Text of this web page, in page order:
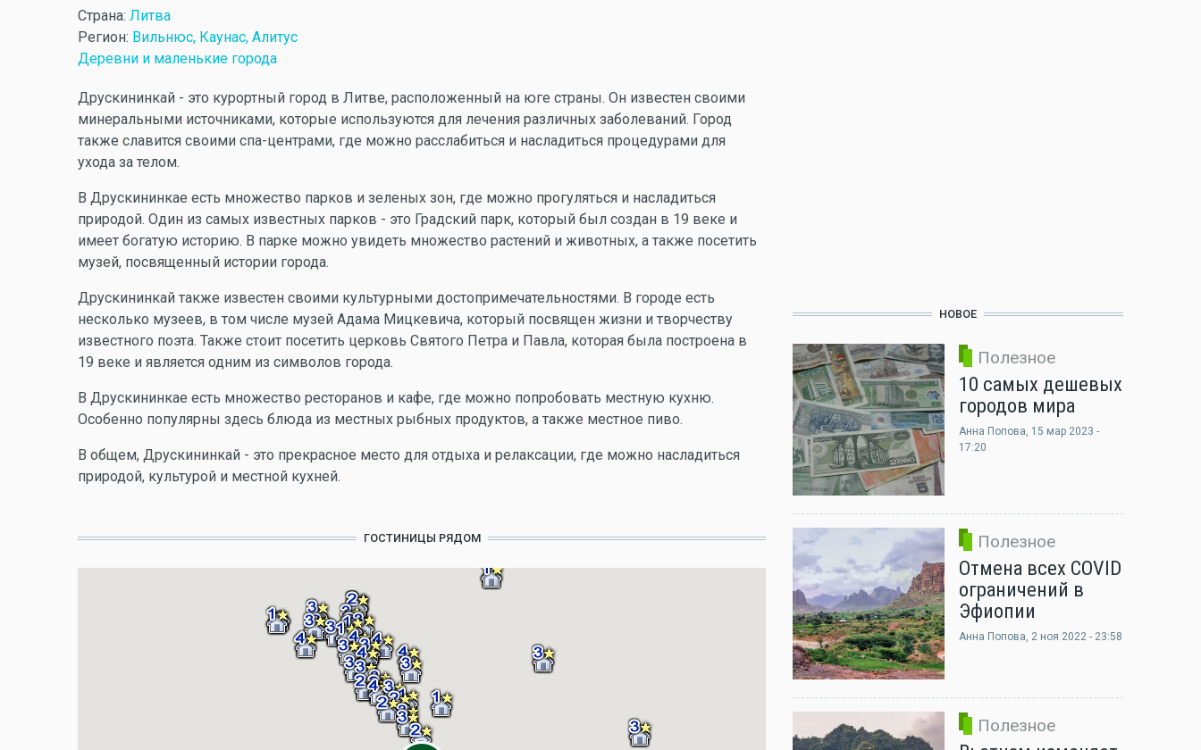
Страна: Литва
Регион: Вильнюс, Каунас, Алитус
Деревни и маленькие города
Друскининкай - это курортный город в Литве, расположенный на юге страны. Он известен своими
минеральными источниками, которые используются для лечения различных заболеваний. Город
также славится своими спа-центрами, где можно расслабиться и насладиться процедурами для
ухода за телом.
В Друскининкае есть множество парков и зеленых зон, где можно прогуляться и насладиться
природой. Один из самых известных парков - это Градский парк, который был создан в 19 веке и
имеет богатую историю. В парке можно увидеть множество растений и животных, а также посетить
музей, посвященный истории города.
Друскининкай также известен своими культурными достопримечательностями. В городе есть
несколько музеев, в том числе музей Адама Мицкевича, который посвящен жизни и творчеству
известного поэта. Также стоит посетить церковь Святого Петра и Павла, которая была построена в
19 веке и является одним из символов города.
В Друскининкае есть множество ресторанов и кафе, где можно попробовать местную кухню.
Особенно популярны здесь блюда из местных рыбных продуктов, а также местное пиво.
В общем, Друскининкай - это прекрасное место для отдыха и релаксации, где можно насладиться
природой, культурой и местной кухней.
ГОСТИНИЦЫ РЯДОМ
НОВОЕ
Полезное
10 самых дешевых
городов мира
Анна Попова, 15 мар 2023 -
17:20
Полезное
Отмена всех COVID
ограничений в
Эфиопии
Анна Попова, 2 ноя 2022 - 23:58
Полезное